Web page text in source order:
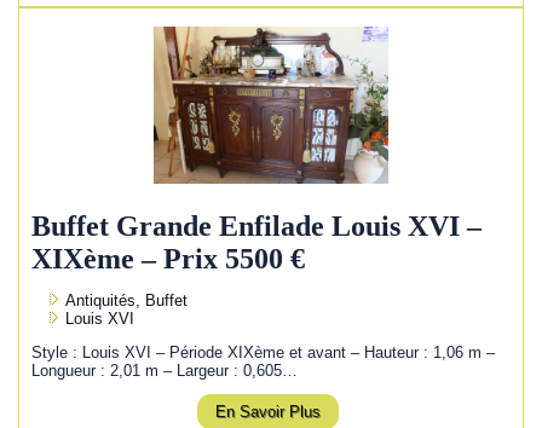
Buffet Grande Enfilade Louis XVI –
XIXème – Prix 5500 €
Antiquités, Buffet
Louis XVI
Style : Louis XVI – Période XIXème et avant – Hauteur : 1,06 m –
Longueur : 2,01 m – Largeur : 0,605…
En Savoir Plus